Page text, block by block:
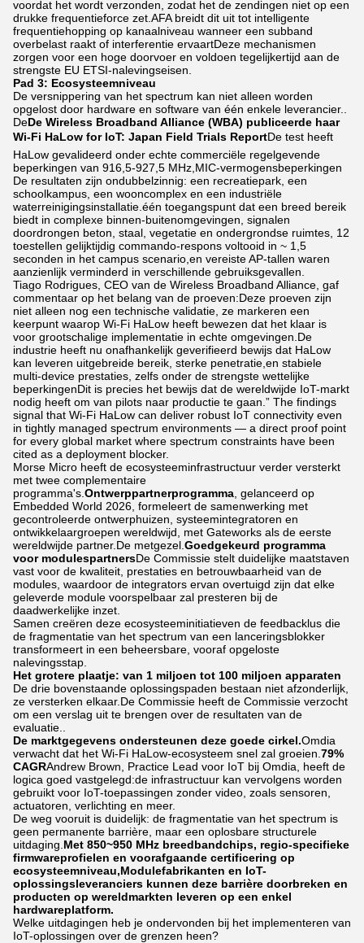
voordat het wordt verzonden, zodat het de zendingen niet op een
drukke frequentieforce zet.AFA breidt dit uit tot intelligente
frequentiehopping op kanaalniveau wanneer een subband
overbelast raakt of interferentie ervaartDeze mechanismen
zorgen voor een hoge doorvoer en voldoen tegelijkertijd aan de
strengste EU ETSI-nalevingseisen.
Pad 3: Ecosysteemniveau
De versnippering van het spectrum kan niet alleen worden
opgelost door hardware en software van één enkele leverancier..
DeDe Wireless Broadband Alliance (WBA) publiceerde haar
Wi-Fi HaLow for IoT: Japan Field Trials ReportDe test heeft
HaLow gevalideerd onder echte commerciële regelgevende
beperkingen van 916,5-927,5 MHz,MIC-vermogensbeperkingen
De resultaten zijn ondubbelzinnig: een recreatiepark, een
schoolkampus, een wooncomplex en een industriële
waterreinigingsinstallatie.één toegangspunt dat een breed bereik
biedt in complexe binnen-buitenomgevingen, signalen
doordrongen beton, staal, vegetatie en ondergrondse ruimtes, 12
toestellen gelijktijdig commando-respons voltooid in ~ 1,5
seconden in het campus scenario,en vereiste AP-tallen waren
aanzienlijk verminderd in verschillende gebruiksgevallen.
Tiago Rodrigues, CEO van de Wireless Broadband Alliance, gaf
commentaar op het belang van de proeven:Deze proeven zijn
niet alleen nog een technische validatie, ze markeren een
keerpunt waarop Wi-Fi HaLow heeft bewezen dat het klaar is
voor grootschalige implementatie in echte omgevingen.De
industrie heeft nu onafhankelijk geverifieerd bewijs dat HaLow
kan leveren uitgebreide bereik, sterke penetratie,en stabiele
multi-device prestaties, zelfs onder de strengste wettelijke
beperkingenDit is precies het bewijs dat de wereldwijde IoT-markt
nodig heeft om van pilots naar productie te gaan.” The findings
signal that Wi-Fi HaLow can deliver robust IoT connectivity even
in tightly managed spectrum environments — a direct proof point
for every global market where spectrum constraints have been
cited as a deployment blocker.
Morse Micro heeft de ecosysteeminfrastructuur verder versterkt
met twee complementaire
programma's. Ontwerppartnerprogramma , gelanceerd op
Embedded World 2026, formeleert de samenwerking met
gecontroleerde ontwerphuizen, systeemintegratoren en
ontwikkelaargroepen wereldwijd, met Gateworks als de eerste
wereldwijde partner.De metgezel. Goedgekeurd programma
voor modulespartnersDe Commissie stelt duidelijke maatstaven
vast voor de kwaliteit, prestaties en betrouwbaarheid van de
modules, waardoor de integrators ervan overtuigd zijn dat elke
geleverde module voorspelbaar zal presteren bij de
daadwerkelijke inzet.
Samen creëren deze ecosysteeminitiatieven de feedbacklus die
de fragmentatie van het spectrum van een lanceringsblokker
transformeert in een beheersbare, vooraf opgeloste
nalevingsstap.
Het grotere plaatje: van 1 miljoen tot 100 miljoen apparaten
De drie bovenstaande oplossingspaden bestaan niet afzonderlijk,
ze versterken elkaar.De Commissie heeft de Commissie verzocht
om een verslag uit te brengen over de resultaten van de
evaluatie..
De marktgegevens ondersteunen deze goede cirkel.Omdia
verwacht dat het Wi-Fi HaLow-ecosysteem snel zal groeien. 79%
CAGRAndrew Brown, Practice Lead voor IoT bij Omdia, heeft de
logica goed vastgelegd:de infrastructuur kan vervolgens worden
gebruikt voor IoT-toepassingen zonder video, zoals sensoren,
actuatoren, verlichting en meer.
De weg vooruit is duidelijk: de fragmentatie van het spectrum is
geen permanente barrière, maar een oplosbare structurele
uitdaging. Met 850~950 MHz breedbandchips, regio-specifieke
firmwareprofielen en voorafgaande certificering op
ecosysteemniveau,Modulefabrikanten en IoT-
oplossingsleveranciers kunnen deze barrière doorbreken en
producten op wereldmarkten leveren op een enkel
hardwareplatform.
Welke uitdagingen heb je ondervonden bij het implementeren van
IoT-oplossingen over de grenzen heen?